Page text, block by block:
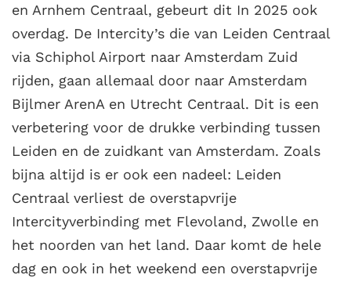
en Arnhem Centraal, gebeurt dit In 2025 ook
overdag. De Intercity’s die van Leiden Centraal
via Schiphol Airport naar Amsterdam Zuid
rijden, gaan allemaal door naar Amsterdam
Bijlmer ArenA en Utrecht Centraal. Dit is een
verbetering voor de drukke verbinding tussen
Leiden en de zuidkant van Amsterdam. Zoals
bijna altijd is er ook een nadeel: Leiden
Centraal verliest de overstapvrije
Intercityverbinding met Flevoland, Zwolle en
het noorden van het land. Daar komt de hele
dag en ook in het weekend een overstapvrije